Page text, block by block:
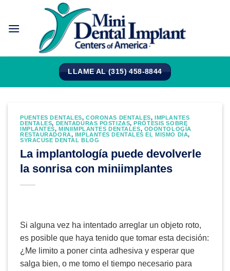
contenido
LLAME AL (315) 458-8844
PUENTES DENTALES,CORONAS DENTALES,IMPLANTES
DENTALES, DENTADURAS POSTIZAS,PRÓTESIS SOBRE
IMPLANTES,MINIIMPLANTES DENTALES, ODONTOLOGÍA
RESTAURADORA, IMPLANTES DENTALES EL MISMO DÍA,
SYRACUSE DENTAL BLOG
La implantología puede devolverle
la sonrisa con miniimplantes
Si alguna vez ha intentado arreglar un objeto roto,
es posible que haya tenido que tomar esta decisión:
¿Me limito a poner cinta adhesiva y esperar que
salga bien, o me tomo el tiempo necesario para